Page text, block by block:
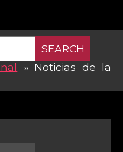
» Noticias de la